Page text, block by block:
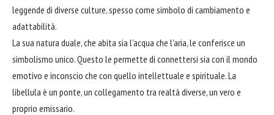
leggende di diverse culture, spesso come simbolo di cambiamento e
adattabilità.
La sua natura duale, che abita sia l'acqua che l'aria, le conferisce un
simbolismo unico. Questo le permette di connettersi sia con il mondo
emotivo e inconscio che con quello intellettuale e spirituale. La
libellula è un ponte, un collegamento tra realtà diverse, un vero e
proprio emissario.